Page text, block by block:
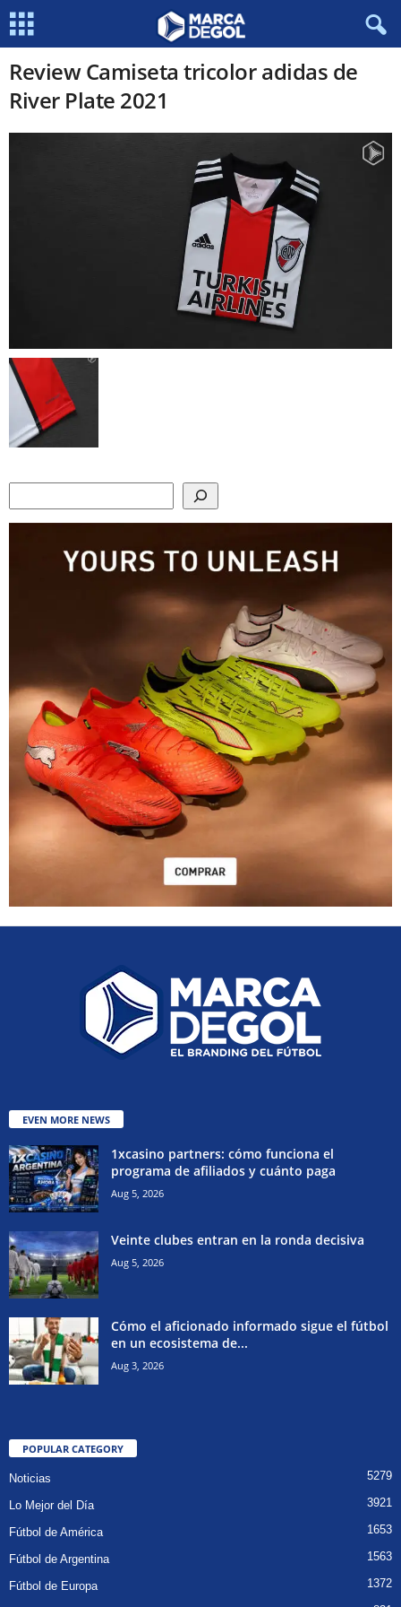
Review Camiseta tricolor adidas de
River Plate 2021
EVEN MORE NEWS
1xcasino partners: cómo funciona el
programa de afiliados y cuánto paga
Aug 5, 2026
Veinte clubes entran en la ronda decisiva
Aug 5, 2026
Cómo el aficionado informado sigue el fútbol
en un ecosistema de...
Aug 3, 2026
POPULAR CATEGORY
Noticias 5279
Lo Mejor del Día 3921
Fútbol de América 1653
Fútbol de Argentina 1563
Fútbol de Europa 1372